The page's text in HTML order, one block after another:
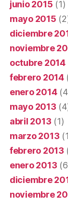
junio 2015 (1)
mayo 2015
diciembre
noviembre
octubre 2014
febrero 2014
enero 2014
mayo 2013
abril 2013 (1)
marzo 2013
febrero 2013
enero 2013
diciembre
noviembre